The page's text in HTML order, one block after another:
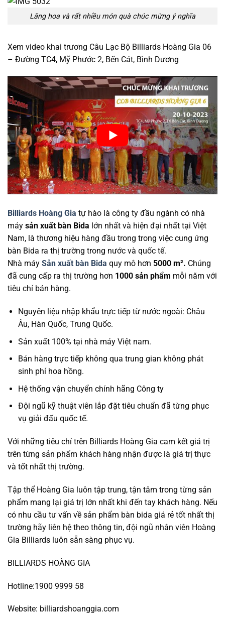
Lãng hoa và rất nhiều món quà chúc mừng ý nghĩa
Xem video khai trương Câu Lạc Bộ Billiards Hoàng Gia 06
– Đường TC4, Mỹ Phước 2, Bến Cát, Bình Dương
Billiards Hoàng Gia tự hào là công ty đầu ngành có nhà
máy sản xuất bàn Bida lớn nhất và hiện đại nhất tại Việt
Nam, là thương hiệu hàng đầu trong trong việc cung ứng
bàn Bida ra thị trường trong nước và quốc tế.
Nhà máy Sản xuất bàn Bida quy mô hơn 5000 m². Chúng
đã cung cấp ra thị trường hơn 1000 sản phẩm mỗi năm với
tiêu chí bán hàng.
Nguyên liệu nhập khẩu trực tiếp từ nước ngoài: Châu
Âu, Hàn Quốc, Trung Quốc.
Sản xuất 100% tại nhà máy Việt nam.
Bán hàng trực tiếp không qua trung gian không phát
sinh phí hoa hồng.
Hệ thống vận chuyển chính hãng Công ty
Đội ngũ kỹ thuật viên lắp đặt tiêu chuẩn đã từng phục
vụ giải đấu quốc tế.
Với những tiêu chí trên Billiards Hoàng Gia cam kết giá trị
trên từng sản phẩm khách hàng nhận được là giá trị thực
và tốt nhất thị trường.
Tập thể Hoàng Gia luôn tập trung, tận tâm trong từng sản
phẩm mang lại giá trị lớn nhất khi đến tay khách hàng. Nếu
có nhu cầu tư vấn về sản phẩm bàn bida giá rẻ tốt nhất thị
trường hãy liên hệ theo thông tin, đội ngũ nhân viên Hoàng
Gia Billiards luôn sẵn sàng phục vụ.
BILLIARDS HOÀNG GIA
Hotline:1900 9999 58
Website: billiardshoanggia.com